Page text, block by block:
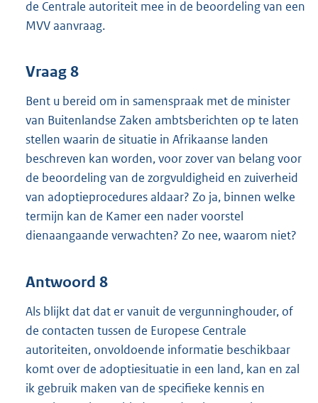
de Centrale autoriteit mee in de beoordeling van een
MVV aanvraag.
Vraag 8
Bent u bereid om in samenspraak met de minister
van Buitenlandse Zaken ambtsberichten op te laten
stellen waarin de situatie in Afrikaanse landen
beschreven kan worden, voor zover van belang voor
de beoordeling van de zorgvuldigheid en zuiverheid
van adoptieprocedures aldaar? Zo ja, binnen welke
termijn kan de Kamer een nader voorstel
dienaangaande verwachten? Zo nee, waarom niet?
Antwoord 8
Als blijkt dat dat er vanuit de vergunninghouder, of
de contacten tussen de Europese Centrale
autoriteiten, onvoldoende informatie beschikbaar
komt over de adoptiesituatie in een land, kan en zal
ik gebruik maken van de specifieke kennis en